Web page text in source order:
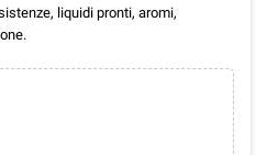
liquidi pronti, aromi,